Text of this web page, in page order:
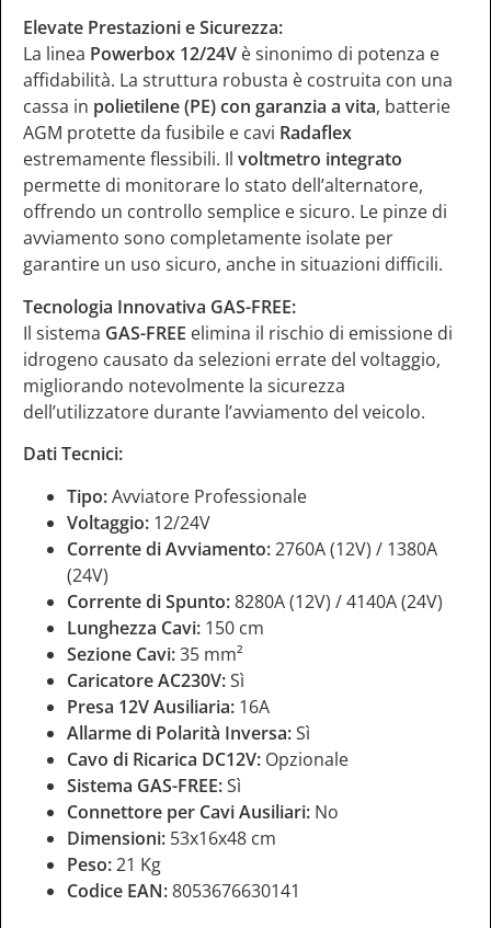
Elevate Prestazioni e Sicurezza:
La linea Powerbox 12/24V è sinonimo di potenza e
affidabilità. La struttura robusta è costruita con una
cassa in polietilene (PE) con garanzia a vita, batterie
AGM protette da fusibile e cavi Radaflex
estremamente flessibili. Il voltmetro integrato
permette di monitorare lo stato dell’alternatore,
offrendo un controllo semplice e sicuro. Le pinze di
avviamento sono completamente isolate per
garantire un uso sicuro, anche in situazioni difficili.
Tecnologia Innovativa GAS-FREE:
Il sistema GAS-FREE elimina il rischio di emissione di
idrogeno causato da selezioni errate del voltaggio,
migliorando notevolmente la sicurezza
dell’utilizzatore durante l’avviamento del veicolo.
Dati Tecnici:
Tipo:Avviatore Professionale
Voltaggio: 12/24V
Corrente di Avviamento:2760A (12V) / 1380A
(24V)
Corrente di Spunto:8280A (12V) / 4140A (24V)
Lunghezza Cavi: 150 cm
Sezione Cavi:35 mm²
Caricatore AC230V:Sì
Presa 12V Ausiliaria: 16A
Allarme di Polarità Inversa:Sì
Cavo di Ricarica DC12V: Opzionale
Sistema GAS-FREE:Sì
Connettore per Cavi Ausiliari: No
Dimensioni: 53x16x48 cm
Peso:21 Kg
Codice EAN:8053676630141